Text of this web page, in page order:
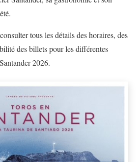
tous les détails des horaires, des
des billets pour les différentes
2026.